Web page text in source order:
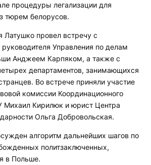
процедуры легализации для
тюрем белорусов.
Латушко провел встречу с
Управления по делам
Анджеем Карпяком, а также с
департаментов, занимающихся
Во встрече приняли участие
комиссии Координационного
Михаил Кирилюк и юрист Центра
Ольга Добровольская.
алгоритм дальнейших шагов по
политзаключенных,
в Польше.